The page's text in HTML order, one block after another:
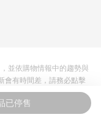
已停售
並依購物情報中的趨勢與
會有時間差，請務必點擊
切資訊以合作廠商網頁為